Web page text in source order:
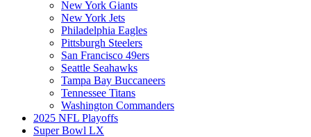
New York Giants
New York Jets
Philadelphia Eagles
Pittsburgh Steelers
San Francisco 49ers
Seattle Seahawks
Tampa Bay Buccaneers
Tennessee Titans
Washington Commanders
2025 NFL Playoffs
Super Bowl LX